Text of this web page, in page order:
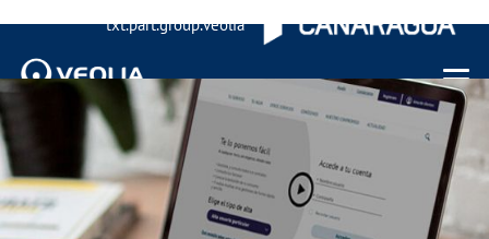
txt.part.group.veolia
Menu